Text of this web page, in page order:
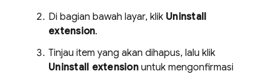
Di bagian bawah layar, klik Uninstall
extension.
Tinjau item yang akan dihapus, lalu klik
Uninstall extensionuntuk mengonfirmasi